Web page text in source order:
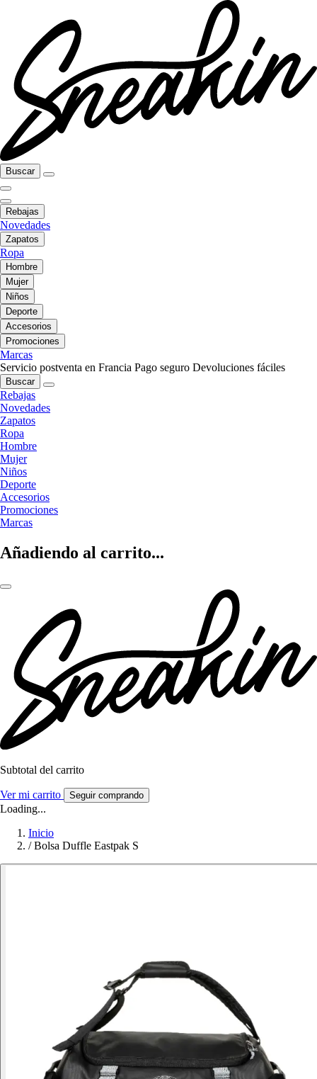
Buscar
Rebajas
Novedades
Zapatos
Ropa
Hombre
Mujer
Niños
Deporte
Accesorios
Promociones
Marcas
Servicio postventa en Francia Pago seguro Devoluciones fáciles
Buscar
Rebajas
Novedades
Zapatos
Ropa
Hombre
Mujer
Niños
Deporte
Accesorios
Promociones
Marcas
Añadiendo al carrito...
Subtotal del carrito
Ver mi carrito Seguir comprando
Loading...
Inicio
/ Bolsa Duffle Eastpak S